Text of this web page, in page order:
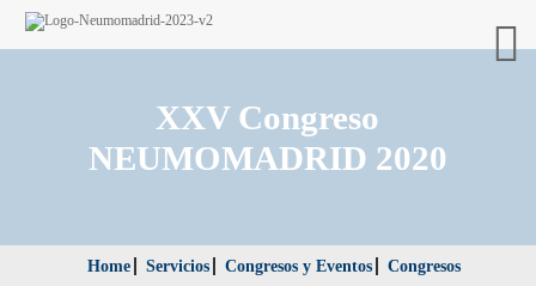
XXV Congreso
NEUMOMADRID 2020
Home Servicios Congresos y Eventos Congresos